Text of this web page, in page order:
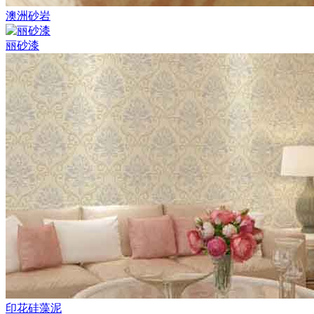
澳洲砂岩
丽砂漆
印花硅藻泥